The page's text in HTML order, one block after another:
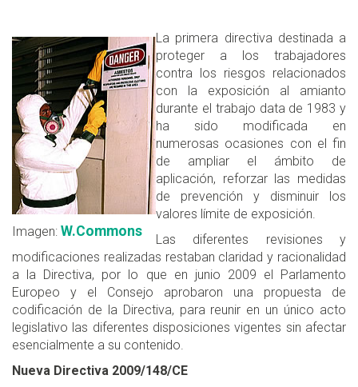
Imagen: W.Commons
La primera directiva destinada a
proteger a los trabajadores
contra los riesgos relacionados
con la exposición al amianto
durante el trabajo data de 1983 y
ha sido modificada en
numerosas ocasiones con el fin
de ampliar el ámbito de
aplicación, reforzar las medidas
de prevención y disminuir los
valores límite de exposición.
Las diferentes revisiones y
modificaciones realizadas restaban claridad y racionalidad
a la Directiva, por lo que en junio 2009 el Parlamento
Europeo y el Consejo aprobaron una propuesta de
codificación de la Directiva, para reunir en un único acto
legislativo las diferentes disposiciones vigentes sin afectar
esencialmente a su contenido.
Nueva Directiva 2009/148/CE